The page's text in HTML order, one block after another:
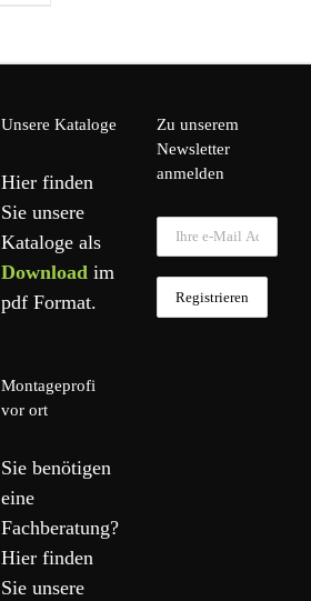
Unsere Kataloge
Hier finden
Sie unsere
Kataloge als
Download im
pdf Format.
Montageprofi
vor ort
Sie benötigen
eine
Fachberatung?
Hier finden
Sie unsere
Zu unserem
Newsletter
anmelden